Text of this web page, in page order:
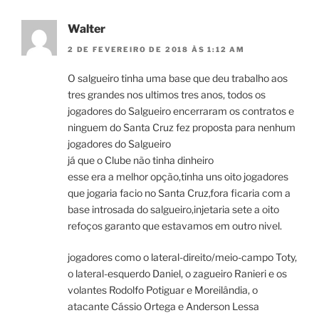
Walter
2 DE FEVEREIRO DE 2018 ÀS 1:12 AM
O salgueiro tinha uma base que deu trabalho aos
tres grandes nos ultimos tres anos, todos os
jogadores do Salgueiro encerraram os contratos e
ninguem do Santa Cruz fez proposta para nenhum
jogadores do Salgueiro
já que o Clube não tinha dinheiro
esse era a melhor opção,tinha uns oito jogadores
que jogaria facio no Santa Cruz,fora ficaria com a
base introsada do salgueiro,injetaria sete a oito
refoços garanto que estavamos em outro nivel.
jogadores como o lateral-direito/meio-campo Toty,
o lateral-esquerdo Daniel, o zagueiro Ranieri e os
volantes Rodolfo Potiguar e Moreilândia, o
atacante Cássio Ortega e Anderson Lessa